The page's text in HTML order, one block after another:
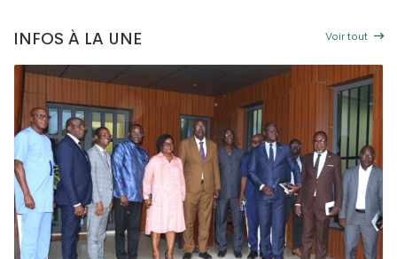
INFOS À LA UNE Voir tout